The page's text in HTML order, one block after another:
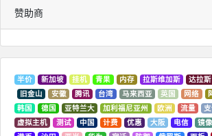
赞助商
半价 新加坡 挂机 青果 内存 拉斯维加斯 达拉斯
旧金山
安徽 腾讯 台湾 马来西亚 英国 网络
韩国
德国 亚特兰大 加利福尼亚州 欧洲 流量
虚拟主机
测试 中国 计费 优惠 大阪 电信 镜像